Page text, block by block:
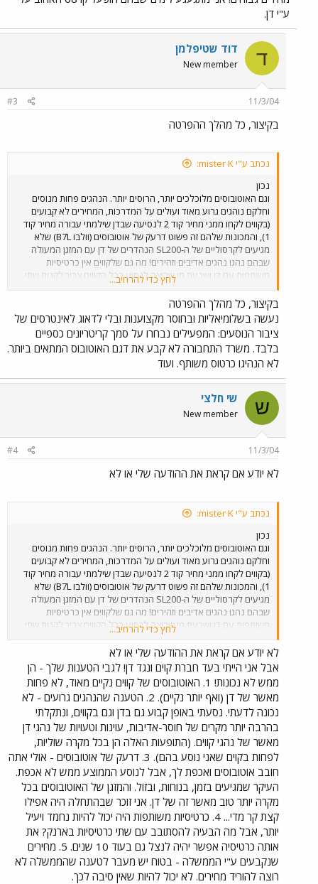
ע"י דן.
ד דוד שטיפלמן
New member
11/3/04
#3
בקיצור, כל מהלך ההפרטה
נכתב ע"י mister K:
נכון
וגם האוטובוסים מלוכלכים יותר, הרוסים יותר. הנהגים פחות מנוסים
וחלקם נוהגים גרוע מאוד ועולים על המדרכות, המחירים לא קבועים
(בקווים לקחו ממני מחיר קוד 2 לנסיעה שבדן שילמתי עבורה מחיר קוד
1), והמכונות שלהם זה פשוט דרעק של אוטובוסים (וולבו B7L) שלא
מגיעים לקרסוליים של ה-SL200 הנהדרים של דן עם המזגן המעולה
שבהם נהגו נהגים אדיבים וזהירים! מה גם שלקווים אין כרטיסיות
משותפות עם דן ושכעת מי שרוצה לנסוע בכל הקווים צריך לקנות שתי
כרטיסיות! ובעניין מחירי הנסיעה, כמו שכבר נאמר פה, מחירי הנסיעה
לא נקבעים על ידי המפעיל, הם נקבעים ע"י הממשלה שלא איפשרה
לדן להוריד אותם מתוך אינטרסים צרים וכתוצאה מכך שילמו הנוסעים
מחירים גבוהים! אני מתגעגע לימים שבהם הופעל קו 68 האהוב עלי ע"י
דן.
לחץ כדי להרחיב...
בקיצור, כל מהלך ההפרטה
נעשה בשלומיאליות ובחוסר מקצוענות ובלי לדאוג לאינטרסים של
ציבור הנוסעים: המפעילים נבחרו על סמך קריטריונים כספיים
בלבד. משרד התחבורה לא קבע את דגם האוטובוס המתאים ביותר.
לא הנהיגו כרטוס משותף. ועוד
ש שי חלצי
New member
11/3/04
#4
לא יודע אם קראת את ההודעה שלי או לא
נכתב ע"י mister K:
נכון
וגם האוטובוסים מלוכלכים יותר, הרוסים יותר. הנהגים פחות מנוסים
וחלקם נוהגים גרוע מאוד ועולים על המדרכות, המחירים לא קבועים
(בקווים לקחו ממני מחיר קוד 2 לנסיעה שבדן שילמתי עבורה מחיר קוד
1), והמכונות שלהם זה פשוט דרעק של אוטובוסים (וולבו B7L) שלא
מגיעים לקרסוליים של ה-SL200 הנהדרים של דן עם המזגן המעולה
שבהם נהגו נהגים אדיבים וזהירים! מה גם שלקווים אין כרטיסיות
משותפות עם דן ושכעת מי שרוצה לנסוע בכל הקווים צריך לקנות שתי
כרטיסיות! ובעניין מחירי הנסיעה, כמו שכבר נאמר פה, מחירי הנסיעה
לא נקבעים על ידי המפעיל, הם נקבעים ע"י הממשלה שלא איפשרה
לדן להוריד אותם מתוך אינטרסים צרים וכתוצאה מכך שילמו הנוסעים
מחירים גבוהים! אני מתגעגע לימים שבהם הופעל קו 68 האהוב עלי ע"י
דן.
לחץ כדי להרחיב...
לא יודע אם קראת את ההודעה שלי או לא
אבל אני הייתי בעד חברת קוים ונגד דן! לגבי הטענות שלך - הן
ממש לא נכונות! 1. האוטובוסים של קווים נקיים מאוד, לא פחות
מאשר של דן (ואף יותר נקיים). 2. הטענה שהנהגים גרועים - לא
נכונה לדעתי. נסעתי באופן קבוע גם בדן וגם בקווים, ונתקלתי
בהרבה יותר מקרים של חוסר-אדיבות, עוינות וטעויות של נהגי דן
מאשר של נהגי קווים. (התופעות האלה הן בכל מקרה שוליות,
לפחות בקוים שאני נוסע בהם). 3. דרעק של אוטובוסים - אולי אתה
חובב אוטובוסים ואכפת לך, אבל לנוסע הממוצע ממש לא אכפת.
העיקר שמגיעים בזמן, בנוחות, ובזול. והמזגן של האוטובוסים בכל
מקרה יותר טוב מאשר זה של דן. אני זוכר שבהתחלה היה אפילו
קצת קר מדי... 4. כרטיסיות משותפות היה יכול להיות נחמד ויעיל
יותר, אבל מה הבעיה להסתובב עם שתי כרטיסיות בארנק? את
אותה כרטיסיה אפשר יהיה לנצל גם בעוד 10 שנים. 5. מחירים
שנקבעים ע"י הממשלה - בטוח יש מעבר לטענה שהממשלה לא
רוצה להוריד מחירים. לא יכול להיות שאין סיבה לכך.